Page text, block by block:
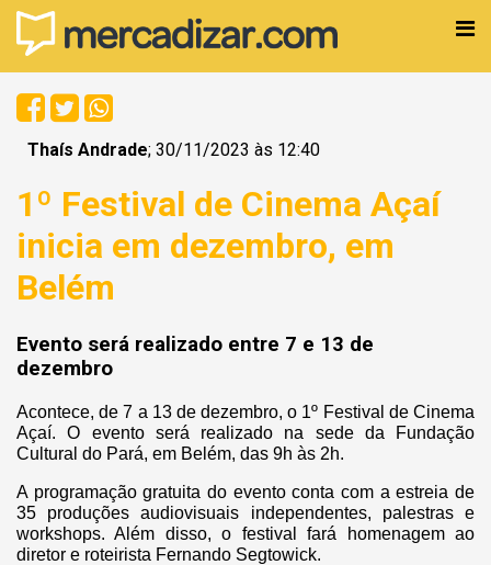
Thaís Andrade; 30/11/2023 às 12:40
1º Festival de Cinema Açaí
inicia em dezembro, em
Belém
Evento será realizado entre 7 e 13 de
dezembro
Acontece, de 7 a 13 de dezembro, o 1º Festival de Cinema
Açaí. O evento será realizado na sede da Fundação
Cultural do Pará, em Belém, das 9h às 2h.
A programação gratuita do evento conta com a estreia de
35 produções audiovisuais independentes, palestras e
workshops. Além disso, o festival fará homenagem ao
diretor e roteirista Fernando Segtowick.